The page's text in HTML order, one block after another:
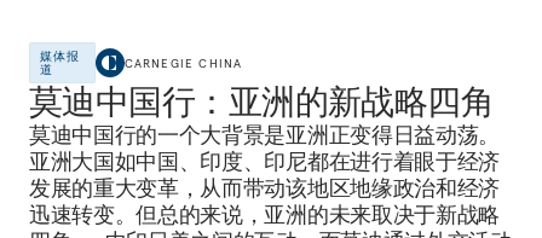
媒体报
道
CARNEGIE CHINA
莫迪中国行：亚洲的新战略四角
莫迪中国行的一个大背景是亚洲正变得日益动荡。
亚洲大国如中国、印度、印尼都在进行着眼于经济
发展的重大变革，从而带动该地区地缘政治和经济
迅速转变。但总的来说，亚洲的未来取决于新战略